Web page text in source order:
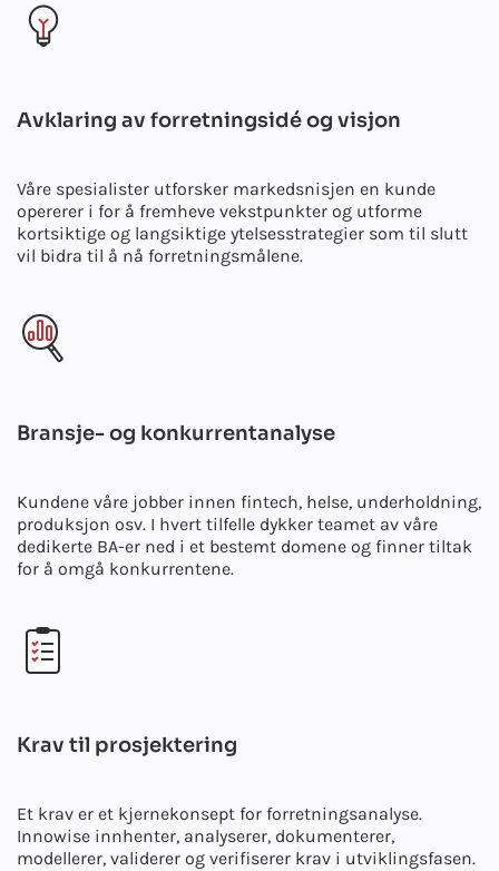
Avklaring av forretningsidé og visjon
Våre spesialister utforsker markedsnisjen en kunde
opererer i for å fremheve vekstpunkter og utforme
kortsiktige og langsiktige ytelsesstrategier som til slutt
vil bidra til å nå forretningsmålene.
Bransje- og konkurrentanalyse
Kundene våre jobber innen fintech, helse, underholdning,
produksjon osv. I hvert tilfelle dykker teamet av våre
dedikerte BA-er ned i et bestemt domene og finner tiltak
for å omgå konkurrentene.
Krav til prosjektering
Et krav er et kjernekonsept for forretningsanalyse.
Innowise innhenter, analyserer, dokumenterer,
modellerer, validerer og verifiserer krav i utviklingsfasen.